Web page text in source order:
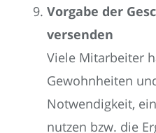
Vorgabe der
versenden
Viele Mitarbeiter
Gewohnheiten
Notwendigkeit,
nutzen bzw. die